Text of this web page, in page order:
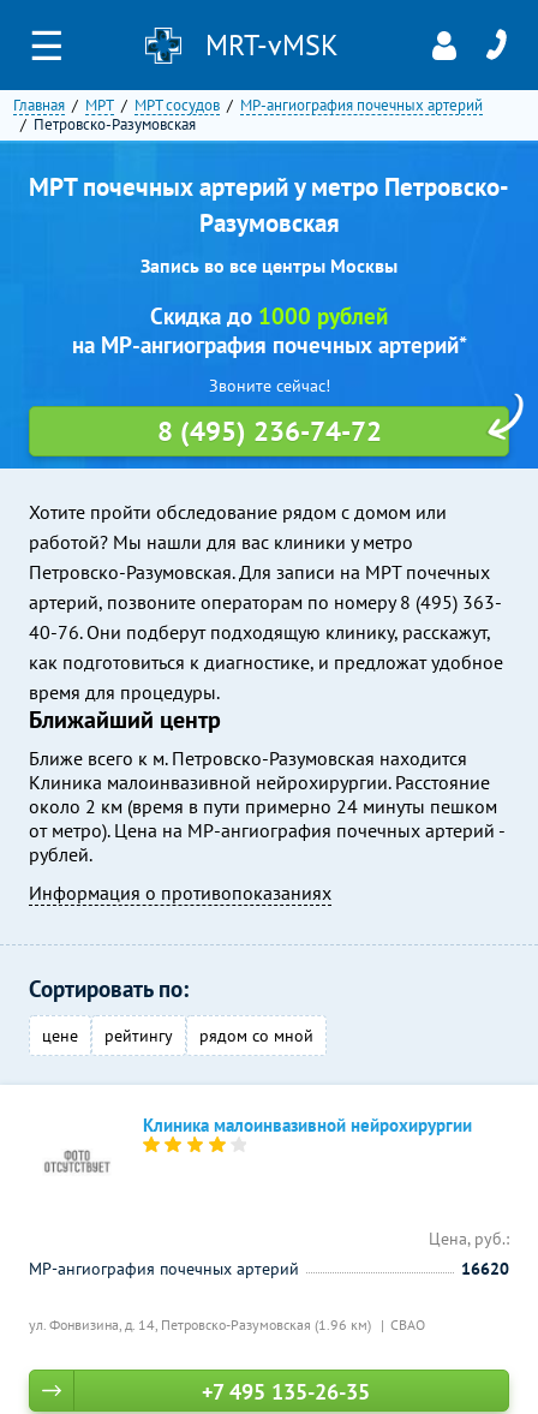
☰ MRT-vMSK
Главная МРТ МРТ сосудов
МР-ангиография почечных артерий
Петровско-Разумовская
МРТ почечных артерий у метро Петровско-
Разумовская
Запись во все центры Москвы
Хотите пройти обследование рядом с домом или
работой? Мы нашли для вас клиники у метро
Петровско-Разумовская. Для записи на МРТ почечных
артерий, позвоните операторам по номеру 8 (495) 363-
40-76. Они подберут подходящую клинику, расскажут,
как подготовиться к диагностике, и предложат удобное
время для процедуры.
Ближайший центр
Ближе всего к м. Петровско-Разумовская находится
Клиника малоинвазивной нейрохирургии. Расстояние
около 2 км (время в пути примерно 24 минуты пешком
от метро). Цена на МР-ангиография почечных артерий -
рублей.
Информация о противопоказаниях
Скидка до 1000 рублей
на МР-ангиография почечных артерий*
Звоните сейчас!
8 (495) 236-74-72
Сортировать по:
цене рейтингу рядом со мной
Клиника малоинвазивной нейрохирургии
ул. Фонвизина, д. 14, Петровско-Разумовская (1.96 км) СВАО
Цена, руб.:
МР-ангиография почечных артерий
16620
+7 495 135-26-35